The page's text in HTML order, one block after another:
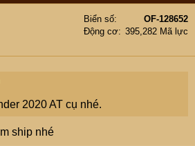
Biển số
OF-128652
Động cơ
395,282 Mã lực
2020 AT cụ nhé.
ship nhé